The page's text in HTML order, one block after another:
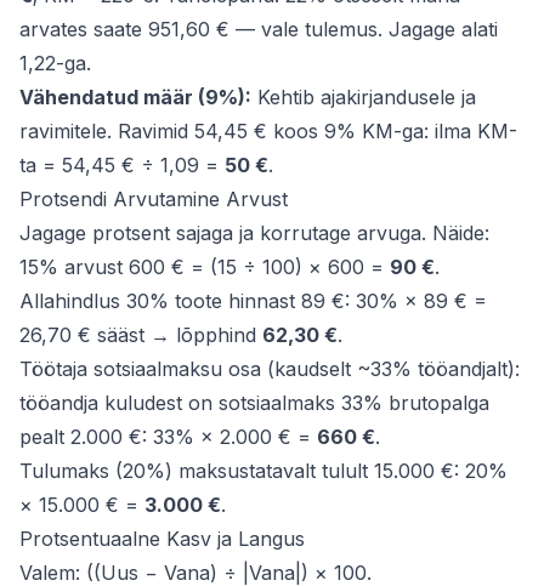
arvates saate 951,60 € — vale tulemus. Jagage alati
1,22-ga.
Vähendatud määr (9%): Kehtib ajakirjandusele ja
ravimitele. Ravimid 54,45 € koos 9% KM-ga: ilma KM-
ta = 54,45 € ÷ 1,09 = 50 €.
Protsendi Arvutamine Arvust
Jagage protsent sajaga ja korrutage arvuga. Näide:
15% arvust 600 € = (15 ÷ 100) × 600 = 90 €.
Allahindlus 30% toote hinnast 89 €: 30% × 89 € =
26,70 € sääst → lõpphind 62,30 €.
Töötaja sotsiaalmaksu osa (kaudselt ~33% tööandjalt):
tööandja kuludest on sotsiaalmaks 33% brutopalga
pealt 2.000 €: 33% × 2.000 € = 660 €.
Tulumaks (20%) maksustatavalt tulult 15.000 €: 20%
× 15.000 € = 3.000 €.
Protsentuaalne Kasv ja Langus
Valem: ((Uus − Vana) ÷ |Vana|) × 100.